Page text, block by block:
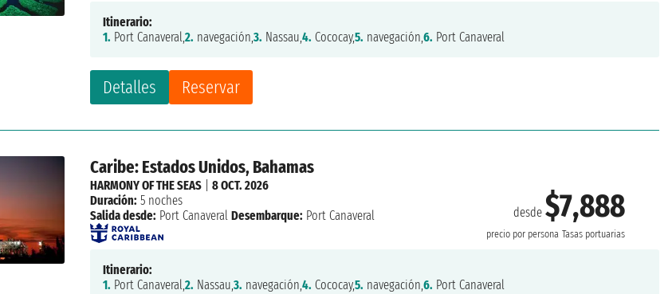
Detalles Reservar
Itinerario:
1. Port Canaveral,2. navegación,3. Nassau,4. Cococay,5. navegación,6. Port Canaveral
Caribe: Estados Unidos, Bahamas
desde$7,888
precio por persona Tasas portuarias
HARMONY OF THE SEAS |8 OCT. 2026
Duración: 5 noches
Salida desde: Port Canaveral Desembarque: Port Canaveral
Itinerario:
1. Port Canaveral,2. Nassau,3. navegación,4. Cococay,5. navegación,6. Port Canaveral